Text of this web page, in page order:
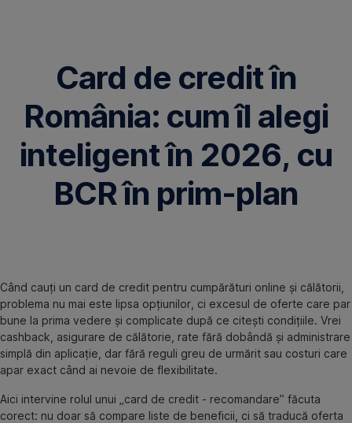
Card de credit în
România: cum îl alegi
inteligent în 2026, cu
BCR în prim-plan
Când cauți un card de credit pentru cumpărături online și călătorii,
problema nu mai este lipsa opțiunilor, ci excesul de oferte care par
bune la prima vedere și complicate după ce citești condițiile. Vrei
cashback, asigurare de călătorie, rate fără dobândă și administrare
simplă din aplicație, dar fără reguli greu de urmărit sau costuri care
apar exact când ai nevoie de flexibilitate.
Aici intervine rolul unui „card de credit - recomandare” făcuta
corect: nu doar să compare liste de beneficii, ci să traducă oferta